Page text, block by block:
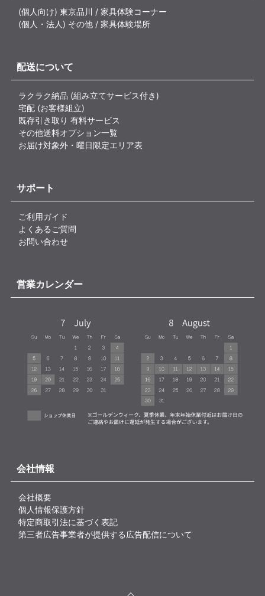
(個人向け) 東京品川 / 家具体験コーナー
(個人・法人) その他 / 家具体験場所
配送について
ラクラク納品 (組み立てサービス付き)
宅配 (お客様組立)
既存引き取り 有料サービス
その他送料オプション一覧
お届け対象外・曜日限定エリア表
サポート
ご利用ガイド
よくあるご質問
お問い合わせ
営業カレンダー
会社情報
会社概要
個人情報保護方針
特定商取引法に基づく表記
第三者広告事業者が提供する広告配信について